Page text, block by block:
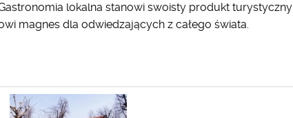
lokalna stanowi swoisty produkt turystyczny
magnes dla odwiedzających z całego świata.